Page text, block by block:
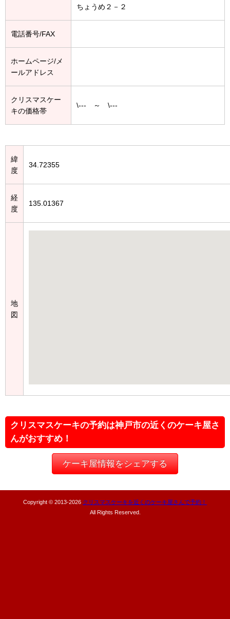
ちょうめ２－２
電話番号/FAX
ホームページ/メ
ールアドレス
クリスマスケー
キの価格帯
\--- ～ \---
緯
度
34.72355
経
度
135.01367
地
図
クリスマスケーキの予約は神戸市の近くのケーキ屋さ
んがおすすめ！
ケーキ屋情報をシェアする
Copyright © 2013-2026 クリスマスケーキを近くのケーキ屋さんで予約！
All Rights Reserved.